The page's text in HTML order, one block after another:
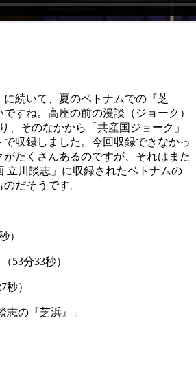
に続いて、夏のベトナムでの『芝
すね。高座の前の漫談（ジョーク）
、そのなかから「共産国ジョーク」
で収録しました。今回収録できなかっ
たくさんあるのですが、それはまた
立川談志」に収録されたベトナムの
だそうです。
）
53分33秒）
）
志の『芝浜』」